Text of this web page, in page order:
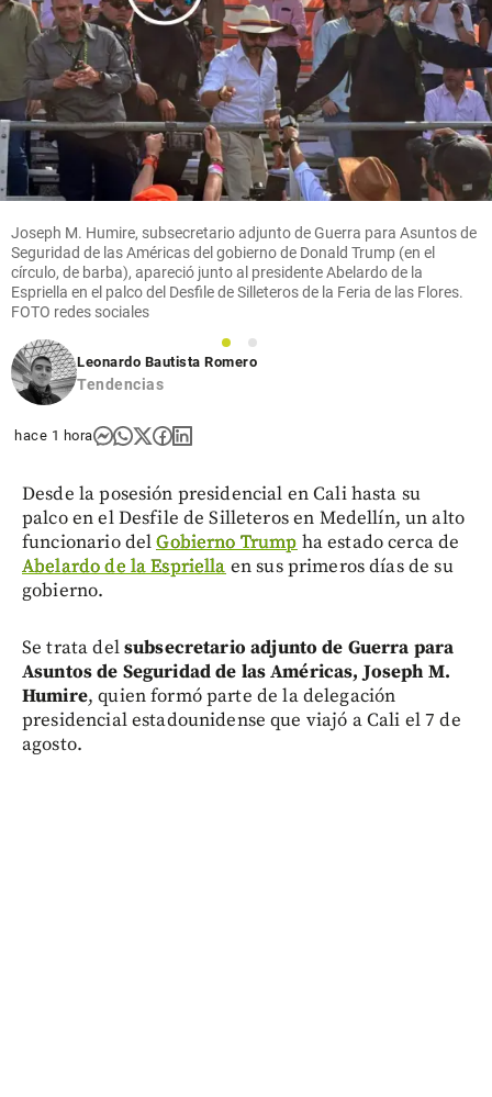
Joseph M. Humire, subsecretario adjunto de Guerra para Asuntos de
Seguridad de las Américas del gobierno de Donald Trump (en el
círculo, de barba), apareció junto al presidente Abelardo de la
Espriella en el palco del Desfile de Silleteros de la Feria de las Flores.
FOTO redes sociales
1
2
Leonardo Bautista Romero
Tendencias
hace 1 hora
Desde la posesión presidencial en Cali hasta su
palco en el Desfile de Silleteros en Medellín, un alto
funcionario delGobierno Trumpha estado cerca de
Abelardo de la Espriellaen sus primeros días de su
gobierno.
Se trata delsubsecretario adjunto de Guerra para
Asuntos de Seguridad de las Américas, Joseph M.
Humire, quien formó parte de la delegación
presidencial estadounidense que viajó a Cali el 7 de
agosto.